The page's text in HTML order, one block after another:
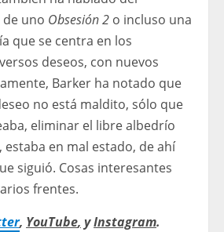
uno Obsesión 2 o incluso una
que se centra en los
deseos, con nuevos
Barker ha notado que
no está maldito, sólo que
eliminar el libre albedrío
en mal estado, de ahí
siguió. Cosas interesantes
frentes.
, YouTube, yInstagram.